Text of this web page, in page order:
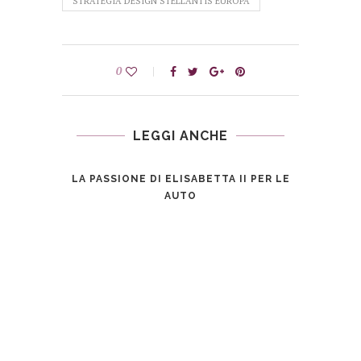
0
LEGGI ANCHE
LA PASSIONE DI ELISABETTA II PER LE
AUTO